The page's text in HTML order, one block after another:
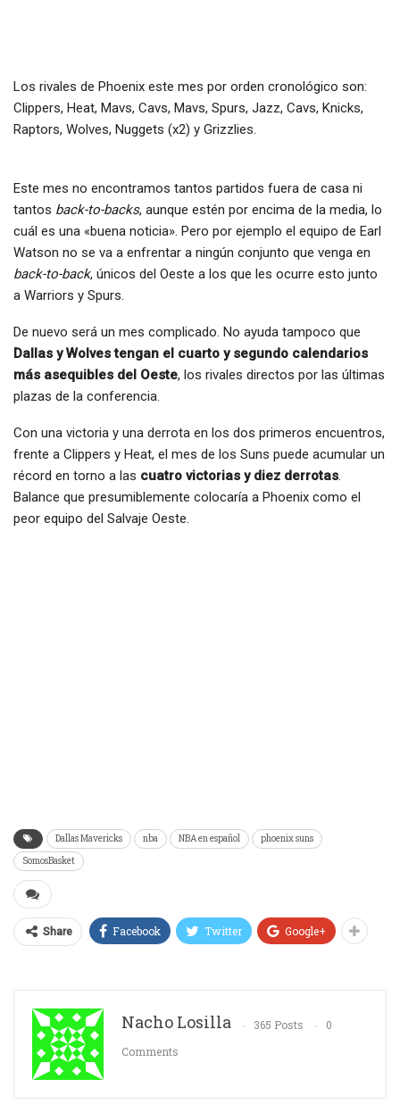
Los rivales de Phoenix este mes por orden cronológico son:
Clippers, Heat, Mavs, Cavs, Mavs, Spurs, Jazz, Cavs, Knicks,
Raptors, Wolves, Nuggets (x2) y Grizzlies.
Este mes no encontramos tantos partidos fuera de casa ni
tantos back-to-backs, aunque estén por encima de la media, lo
cuál es una «buena noticia». Pero por ejemplo el equipo de Earl
Watson no se va a enfrentar a ningún conjunto que venga en
back-to-back, únicos del Oeste a los que les ocurre esto junto
a Warriors y Spurs.
De nuevo será un mes complicado. No ayuda tampoco que
Dallas y Wolves tengan el cuarto y segundo calendarios
más asequibles del Oeste, los rivales directos por las últimas
plazas de la conferencia.
Con una victoria y una derrota en los dos primeros encuentros,
frente a Clippers y Heat, el mes de los Suns puede acumular un
récord en torno a las cuatro victorias y diez derrotas.
Balance que presumiblemente colocaría a Phoenix como el
peor equipo del Salvaje Oeste.
Dallas Mavericks nba NBA en español
phoenix suns
SomosBasket
Share Facebook Twitter Google+
Nacho Losilla 365 Posts
0
Comments